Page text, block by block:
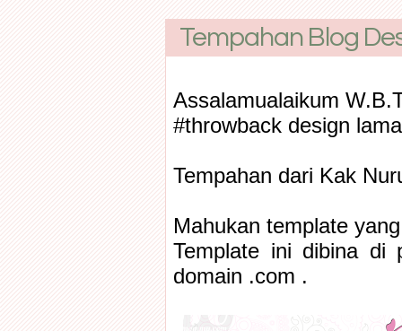
Tempahan Blog
Assalamualaikum
#throwback design
Tempahan dari Kak
Mahukan template
Template ini dibina di
domain .com .